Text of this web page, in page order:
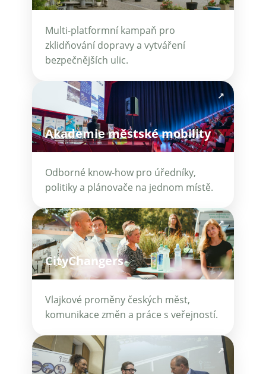
Multi-platformní kampaň pro
zklidňování dopravy a vytváření
bezpečnějších ulic.
↗
Akademie městské mobility
Odborné know-how pro úředníky,
politiky a plánovače na jednom místě.
↗
CityChangers
Vlajkové proměny českých měst,
komunikace změn a práce s veřejností.
↗